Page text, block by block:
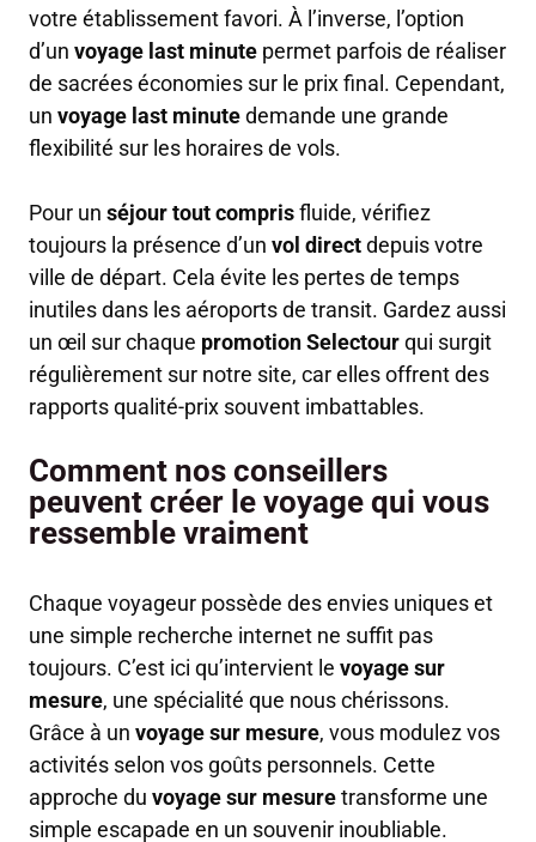
votre établissement favori. À l’inverse, l’option
d’un voyage last minute permet parfois de réaliser
de sacrées économies sur le prix final. Cependant,
un voyage last minutedemande une grande
flexibilité sur les horaires de vols.
Pour un séjour tout comprisfluide, vérifiez
toujours la présence d’un vol directdepuis votre
ville de départ. Cela évite les pertes de temps
inutiles dans les aéroports de transit. Gardez aussi
un œil sur chaque promotion Selectourqui surgit
régulièrement sur notre site, car elles offrent des
rapports qualité-prix souvent imbattables.
Comment nos conseillers
peuvent créer le voyage qui vous
ressemble vraiment
Chaque voyageur possède des envies uniques et
une simple recherche internet ne suffit pas
toujours. C’est ici qu’intervient le voyage sur
mesure, une spécialité que nous chérissons.
Grâce à un voyage sur mesure, vous modulez vos
activités selon vos goûts personnels. Cette
approche du voyage sur mesuretransforme une
simple escapade en un souvenir inoubliable.